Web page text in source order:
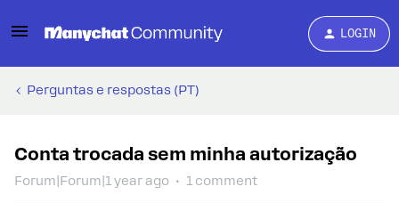
LOGIN
Perguntas e respostas (PT)
Conta trocada sem minha autorização
Forum|Forum|1 year ago 1 comment